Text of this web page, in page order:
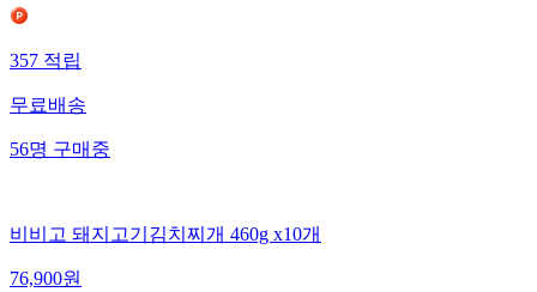
357 적립
무료배송
56명 구매중
비비고 돼지고기김치찌개 460g x10개
76,900원